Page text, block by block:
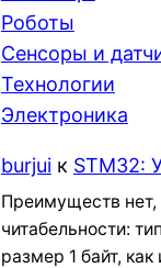
Роботы
Сенсоры и
Технологии
Электроника
burjuiк STM32:
Преимуществ
читабельности:
размер 1 байт,